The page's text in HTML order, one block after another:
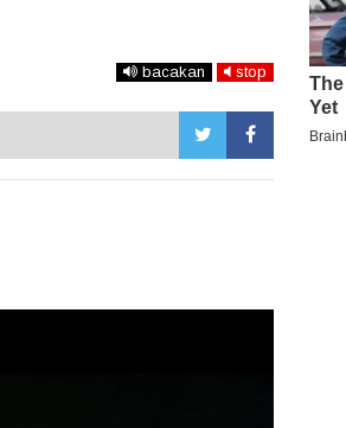
bacakan stop